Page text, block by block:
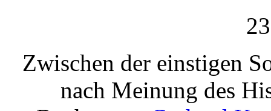
Zwischen der einstigen
nach Meinung des